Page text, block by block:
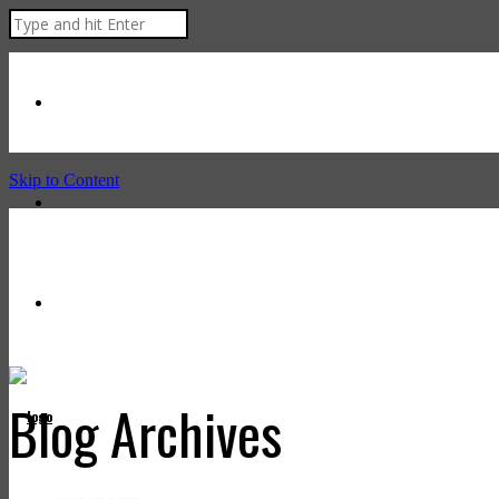
Skip to Content
Blog Archives